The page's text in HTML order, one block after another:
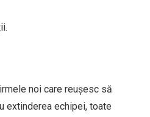
noi care reușesc să
extinderea echipei, toate